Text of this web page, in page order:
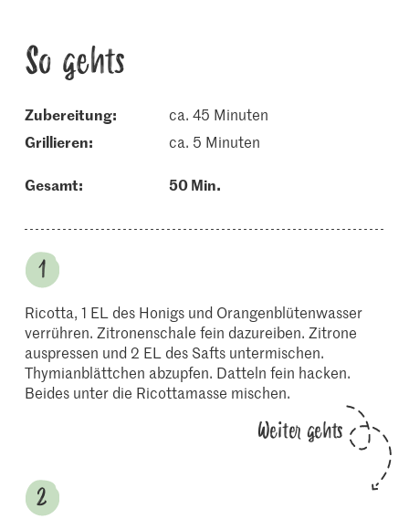
So gehts
Zubereitung:
ca. 45 Minuten
grillieren:
ca. 5 Minuten
Gesamt: 50 Min.
Ricotta, 1 EL des Honigs und Orangenblütenwasser
verrühren. Zitronenschale fein dazureiben. Zitrone
auspressen und 2 EL des Safts untermischen.
Thymianblättchen abzupfen. Datteln fein hacken.
Beides unter die Ricottamasse mischen.
Weiter gehts